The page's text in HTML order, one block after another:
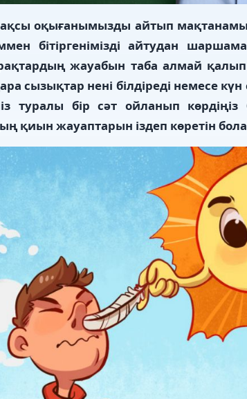
оқығанымызды айтып
бітіргенімізді айтудан
жауабын таба алмай
сызықтар нені білдіреді немесе күн
туралы бір сәт ойланып
қиын жауаптарын іздеп көретін